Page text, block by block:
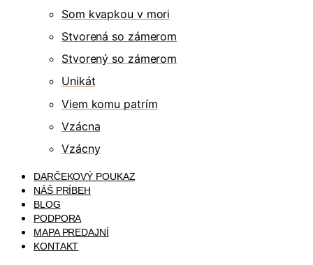
Som kvapkou v mori
Stvorená so zámerom
Stvorený so zámerom
Unikát
Viem komu patrím
Vzácna
Vzácny
DARČEKOVÝ POUKAZ
NÁŠ PRÍBEH
BLOG
PODPORA
MAPA PREDAJNÍ
KONTAKT